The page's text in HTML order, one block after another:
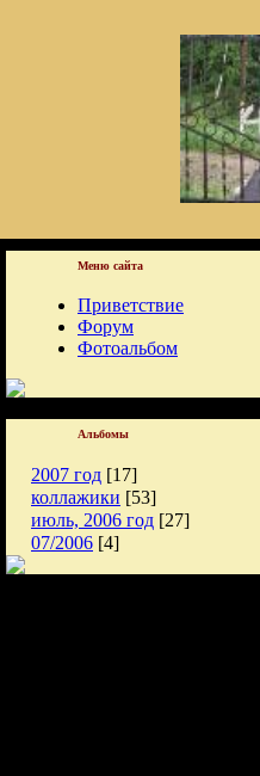
Меню сайта
Приветствие
Форум
Фотоальбом
Альбомы
2007 год [17]
коллажики [53]
июль, 2006 год [27]
07/2006 [4]